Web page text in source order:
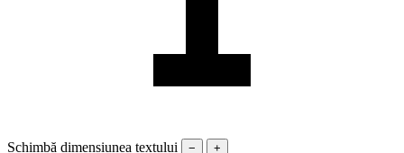
Schimbă dimensiunea textului − +